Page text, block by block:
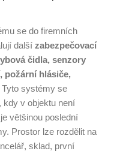
se do firemních
další zabezpečovací
čidla, senzory
požární hlásiče,
Tyto systémy se
kdy v objektu není
většinou poslední
Prostor lze rozdělit na
sklad, první